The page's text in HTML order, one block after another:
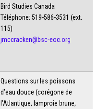
Bird Studies Canada
Téléphone: 519-586-3531 (ext.
115)
jmccracken@bsc-eoc.org
Questions sur les poissons
d’eau douce (corégone de
l’Atlantique, lamproie brune,